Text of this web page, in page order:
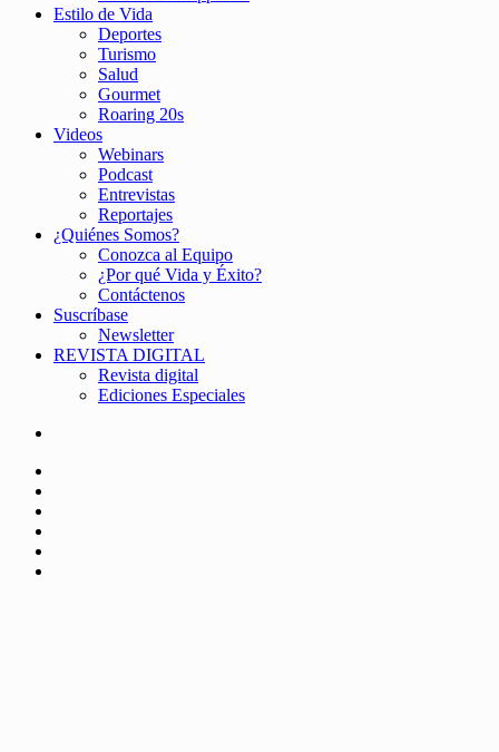
Estilo de Vida
Deportes
Turismo
Salud
Gourmet
Roaring 20s
Videos
Webinars
Podcast
Entrevistas
Reportajes
¿Quiénes Somos?
Conozca al Equipo
¿Por qué Vida y Éxito?
Contáctenos
Suscríbase
Newsletter
REVISTA DIGITAL
Revista digital
Ediciones Especiales